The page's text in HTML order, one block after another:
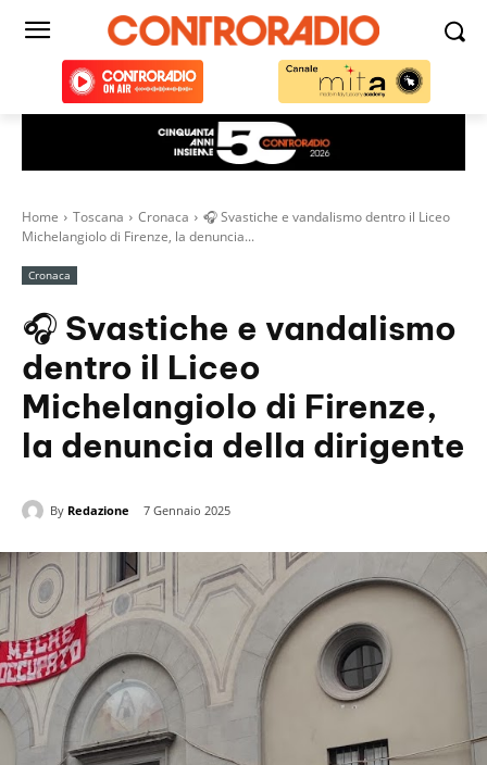
Home Toscana Cronaca
🎧 Svastiche e vandalismo dentro il Liceo
Michelangiolo di Firenze, la denuncia...
Cronaca
🎧 Svastiche e vandalismo
dentro il Liceo
Michelangiolo di Firenze,
la denuncia della dirigente
By Redazione 7 Gennaio 2025